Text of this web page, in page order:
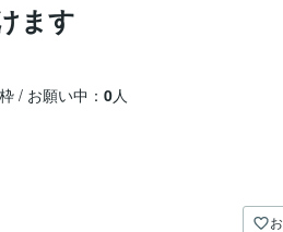
ます
枠 / お願い中： 0人